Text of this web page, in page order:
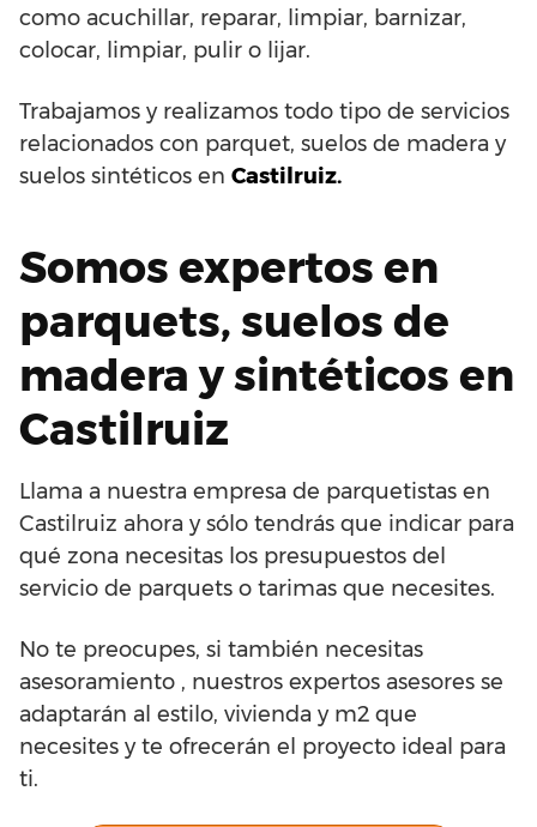
como acuchillar, reparar, limpiar, barnizar,
colocar, limpiar, pulir o lijar.
Trabajamos y realizamos todo tipo de servicios
relacionados con parquet, suelos de madera y
suelos sintéticos en Castilruiz.
Somos expertos en
parquets, suelos de
madera y sintéticos en
Castilruiz
Llama a nuestra empresa de parquetistas en
Castilruiz ahora y sólo tendrás que indicar para
qué zona necesitas los presupuestos del
servicio de parquets o tarimas que necesites.
No te preocupes, si también necesitas
asesoramiento , nuestros expertos asesores se
adaptarán al estilo, vivienda y m2 que
necesites y te ofrecerán el proyecto ideal para
ti.